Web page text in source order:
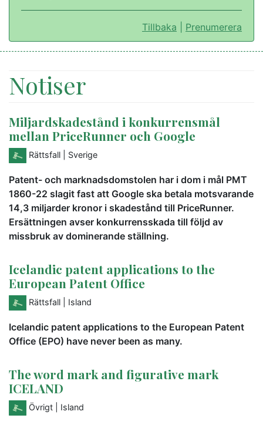
Tillbaka Prenumerera
Notiser
Miljardskadestånd i konkurrensmål
mellan PriceRunner och Google
Rättsfall | Sverige
Patent- och marknadsdomstolen har i dom i mål PMT
1860-22 slagit fast att Google ska betala motsvarande
14,3 miljarder kronor i skadestånd till PriceRunner.
Ersättningen avser konkurrensskada till följd av
missbruk av dominerande ställning.
Icelandic patent applications to the
European Patent Office
Rättsfall | Island
Icelandic patent applications to the European Patent
Office (EPO) have never been as many.
The word mark and figurative mark
ICELAND
Övrigt | Island